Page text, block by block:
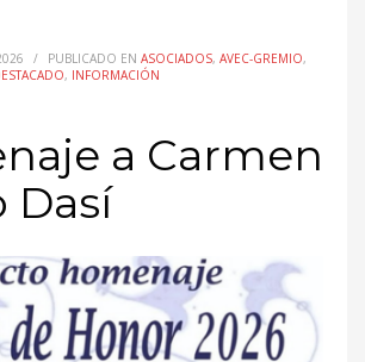
/ PUBLICADO EN ASOCIADOS, AVEC-GREMIO,
, INFORMACIÓN
a Carmen
Dasí